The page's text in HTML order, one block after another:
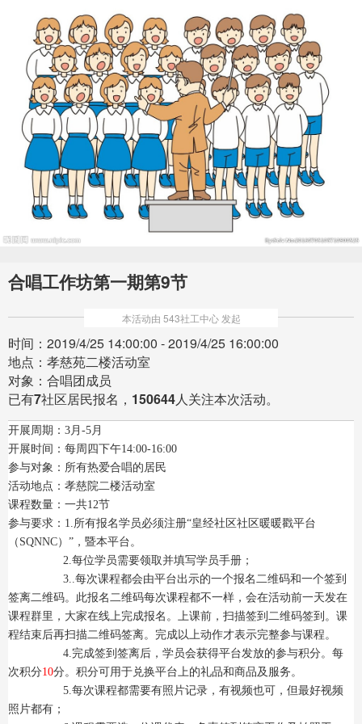
合唱工作坊第一期第9节
本活动由 543社工中心 发起
时间：2019/4/25 14:00:00 - 2019/4/25 16:00:00
地点：孝慈苑二楼活动室
对象：合唱团成员
已有7社区居民报名， 150644人关注本次活动。
开展周期：3月-5月
开展时间：每周四下午14:00-16:00
参与对象：所有热爱合唱的居民
活动地点：孝慈院二楼活动室
课程数量：一共12节
参与要求：1.所有报名学员必须注册“皇经社区社区暖暖戳平台
（SQNNC）”，暨本平台。
2.每位学员需要领取并填写学员手册；
3..每次课程都会由平台出示的一个报名二维码和一个签到
签离二维码。此报名二维码每次课程都不一样，会在活动前一天发在
课程群里，大家在线上完成报名。上课前，扫描签到二维码签到。课
程结束后再扫描二维码签离。完成以上动作才表示完整参与课程。
4.完成签到签离后，学员会获得平台发放的参与积分。每
次积分10分。积分可用于兑换平台上的礼品和商品及服务。
5.每次课程都需要有照片记录，有视频也可，但最好视频
照片都有；